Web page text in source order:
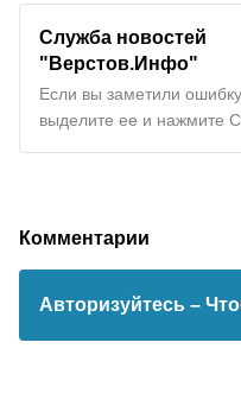
Служба новостей
"Верстов.Инфо"
Если вы заметили ошибку
выделите ее и нажмите
Комментарии
Авторизуйтесь –